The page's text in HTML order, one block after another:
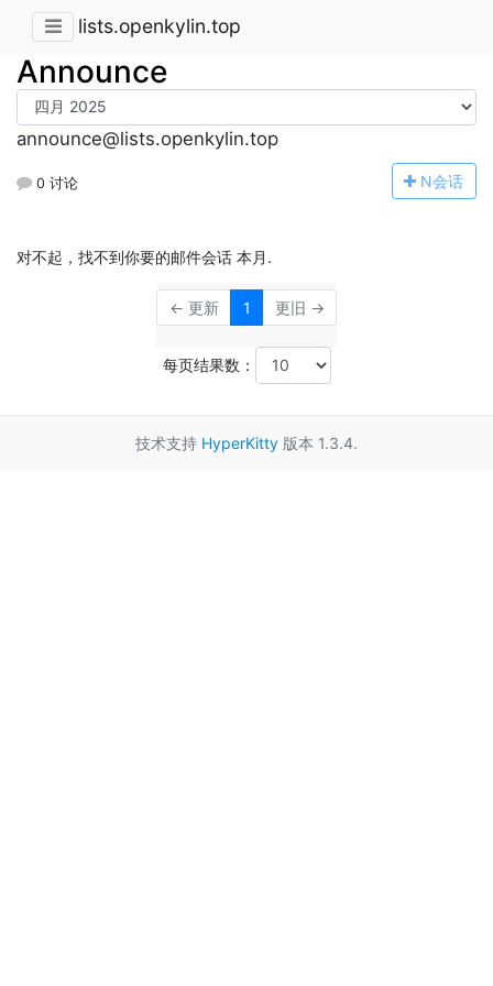
lists.openkylin.top
Announce
announce@lists.openkylin.top
0 讨论 N会话
对不起，找不到你要的邮件会话 本月.
← 更新 1 更旧 →
每页结果数：
技术支持 HyperKitty 版本 1.3.4.